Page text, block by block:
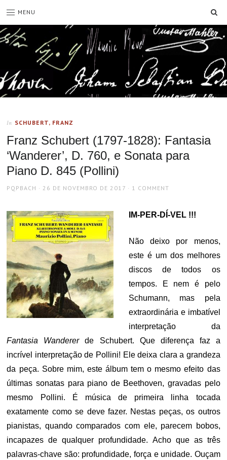
MENU
In SCHUBERT, FRANZ
Franz Schubert (1797-1828): Fantasia
‘Wanderer’, D. 760, e Sonata para
Piano D. 845 (Pollini)
AUTHOR
PQPBACH
POSTED
26 DE NOVEMBRO DE 2017 1 COMMENT
IM-PER-DÍ-VEL !!!
Não deixo por menos,
este é um dos melhores
discos de todos os
tempos. E nem é pelo
Schumann, mas pela
extraordinária e imbatível
interpretação da
Fantasia Wandererde Schubert. Que diferença faz a
incrível interpretação de Pollini! Ele deixa clara a grandeza
da peça. Sobre mim, este álbum tem o mesmo efeito das
últimas sonatas para piano de Beethoven, gravadas pelo
mesmo Pollini. É música de primeira linha tocada
exatamente como se deve fazer. Nestas peças, os outros
pianistas, quando comparados com ele, parecem bobos,
incapazes de qualquer profundidade. Acho que as três
palavras-chave são: profundidade, força e unidade. Ouçam